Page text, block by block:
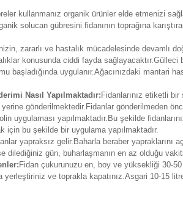
kullanmanız organik ürünler elde etmenizi
solucan gübresini fidanının toprağına
zararlı ve hastalık mücadelesinde devamlı
konusunda ciddi fayda
başladığında uygulanır.Ağacınızdaki mantari
Nasıl Yapılmaktadır: Fidanlarınız etiketli
gönderilmektedir.Fidanlar gönderilmeden
uygulaması yapılmaktadır.Bu şekilde
için bu şekilde bir uygulama yapılmaktadır.
yapraksız gelir.Baharla beraber yapraklarını
dilediğiniz gün, buharlaşmanın en az olduğu
Fidan çukurunuzu en, boy ve yüksekliği 30-50
yerleştiriniz ve toprakla kapatınız.Asgari 10-15